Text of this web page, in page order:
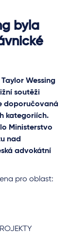
byla
Wessing
soutěži
doporučovaná
kategoriích.
Ministerstvo
nad
advokátní
pro oblast: